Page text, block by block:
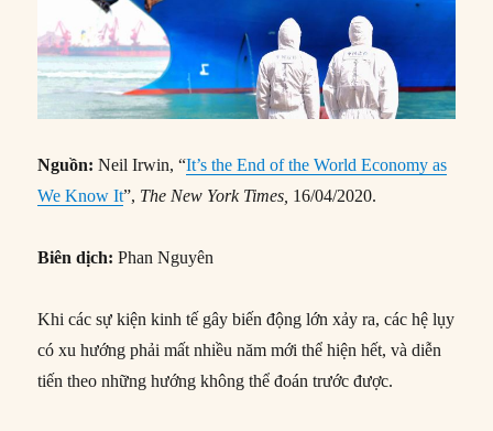
Nguồn:Neil Irwin, “It’s the End of the World Economy as
We Know It”, The New York Times, 16/04/2020.
Biên dịch:Phan Nguyên
Khi các sự kiện kinh tế gây biến động lớn xảy ra, các hệ lụy
có xu hướng phải mất nhiều năm mới thể hiện hết, và diễn
tiến theo những hướng không thể đoán trước được.